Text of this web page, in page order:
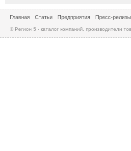
Главная Статьи Предприятия Пресс-релизы
© Регион 5 - каталог компаний, производители